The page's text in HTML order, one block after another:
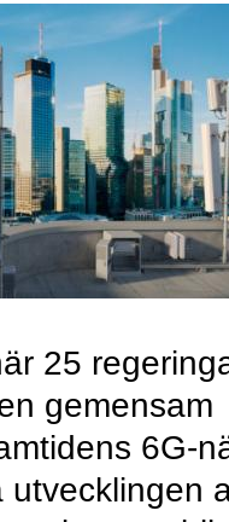
25
gemensam
6G-
utvecklingen